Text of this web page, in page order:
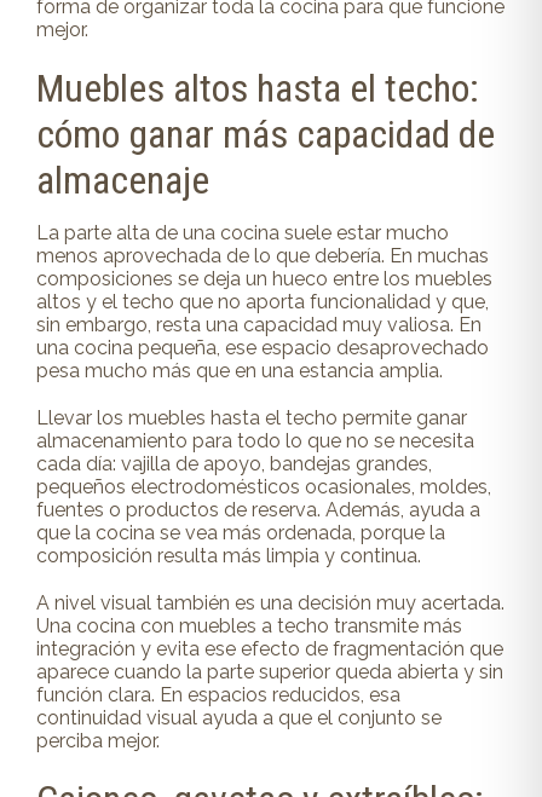
forma de organizar toda la cocina para que funcione
mejor.
Muebles altos hasta el techo:
cómo ganar más capacidad de
almacenaje
La parte alta de una cocina suele estar mucho
menos aprovechada de lo que debería. En muchas
composiciones se deja un hueco entre los muebles
altos y el techo que no aporta funcionalidad y que,
sin embargo, resta una capacidad muy valiosa. En
una cocina pequeña, ese espacio desaprovechado
pesa mucho más que en una estancia amplia.
Llevar los muebles hasta el techo permite ganar
almacenamiento para todo lo que no se necesita
cada día: vajilla de apoyo, bandejas grandes,
pequeños electrodomésticos ocasionales, moldes,
fuentes o productos de reserva. Además, ayuda a
que la cocina se vea más ordenada, porque la
composición resulta más limpia y continua.
A nivel visual también es una decisión muy acertada.
Una cocina con muebles a techo transmite más
integración y evita ese efecto de fragmentación que
aparece cuando la parte superior queda abierta y sin
función clara. En espacios reducidos, esa
continuidad visual ayuda a que el conjunto se
perciba mejor.